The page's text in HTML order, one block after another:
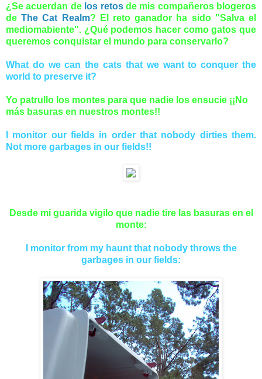
¿Se acuerdan de los retosde mis compañeros blogeros
deThe Cat Realm? El reto ganador ha sido "Salva el
mediomabiente". ¿Qué podemos hacer como gatos que
queremos conquistar el mundo para conservarlo?
What do we can the cats that we want to conquer the
world to preserve it?
Yo patrullo los montes para que nadie los ensucie ¡¡No
más basuras en nuestros montes!!
I monitor our fields in order that nobody dirties them.
Not more garbages in our fields!!
Desde mi guarida vigilo que nadie tire las basuras en el
monte:
I monitor from my haunt that nobody throws the
garbages in our fields: